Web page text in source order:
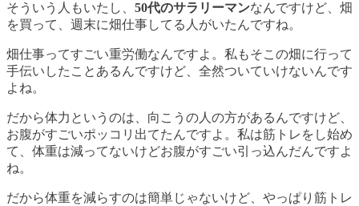
そういう人もいたし、 50代のサラリーマンなんですけど、畑
を買って、週末に畑仕事してる人がいたんですね。
畑仕事ってすごい重労働なんですよ。私もそこの畑に行って
手伝いしたことあるんですけど、全然ついていけないんです
よね。
だから体力というのは、向こうの人の方があるんですけど、
お腹がすごいポッコリ出てたんですよ。私は筋トレをし始め
て、体重は減ってないけどお腹がすごい引っ込んだんですよ
ね。
だから体重を減らすのは簡単じゃないけど、やっぱり筋トレ